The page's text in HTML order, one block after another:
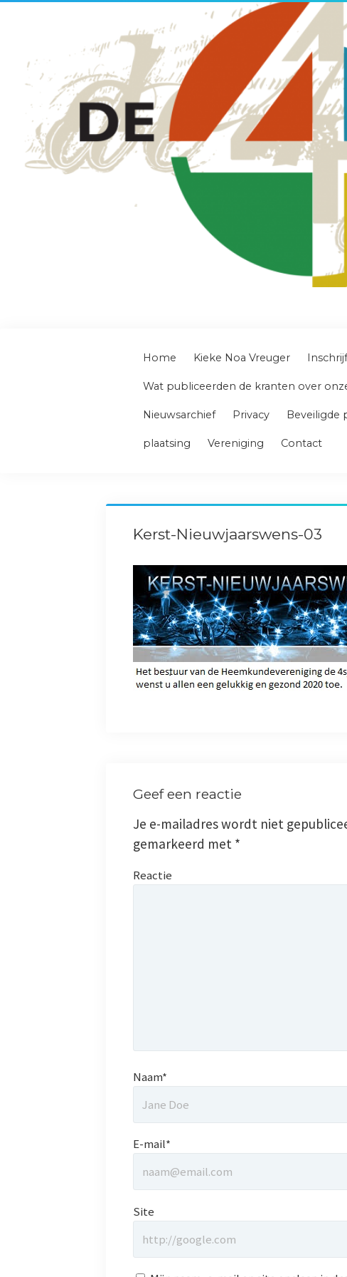
Home Kieke Noa Vreuger
Wat publiceerden de kranten over
Nieuwsarchief Privacy Beveiligde
plaatsing Vereniging Contact
Kerst-Nieuwjaarswens-03
Geef een reactie
Je e-mailadres wordt niet
gemarkeerd met *
Reactie
Naam*
E-mail*
Site